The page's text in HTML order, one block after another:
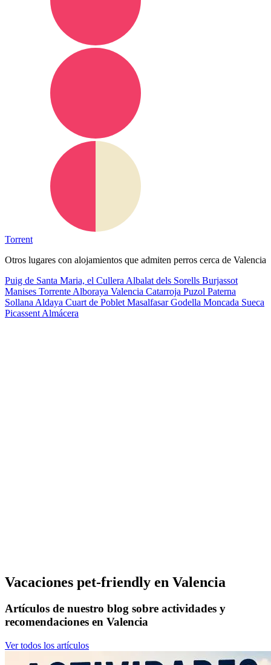
Torrent
Otros lugares con alojamientos que admiten perros cerca de Valencia
Puig de Santa Maria, el Cullera Albalat dels Sorells Burjassot
Manises Torrente Alboraya Valencia Catarroja Puzol Paterna
Sollana Aldaya Cuart de Poblet MasalfasarGodella Moncada Sueca
Picassent Almácera
Vacaciones pet-friendly en Valencia
Artículos de nuestro blog sobre actividades y
recomendaciones en Valencia
Ver todos los artículos